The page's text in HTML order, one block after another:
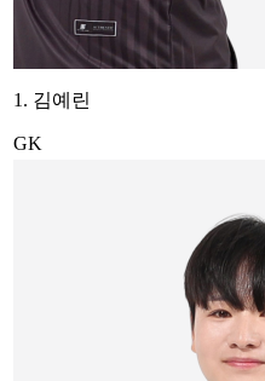
1. 김예린
GK